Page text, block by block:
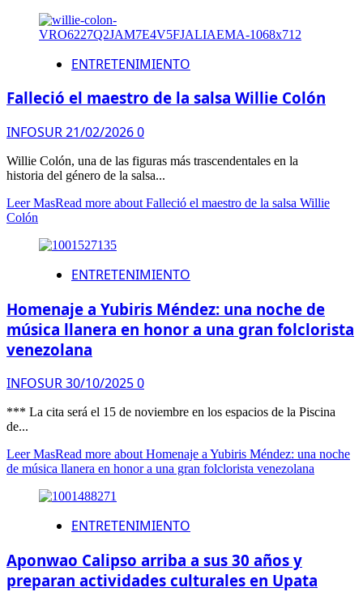
ENTRETENIMIENTO
Falleció el maestro de la salsa Willie Colón
INFOSUR21/02/20260
Willie Colón, una de las figuras más trascendentales en la
historia del género de la salsa...
Leer MasRead more about Falleció el maestro de la salsa Willie
Colón
ENTRETENIMIENTO
Homenaje a Yubiris Méndez: una noche de
música llanera en honor a una gran folclorista
venezolana
INFOSUR30/10/20250
*** La cita será el 15 de noviembre en los espacios de la Piscina
de...
Leer MasRead more about Homenaje a Yubiris Méndez: una noche
de música llanera en honor a una gran folclorista venezolana
ENTRETENIMIENTO
Aponwao Calipso arriba a sus 30 años y
preparan actividades culturales en Upata